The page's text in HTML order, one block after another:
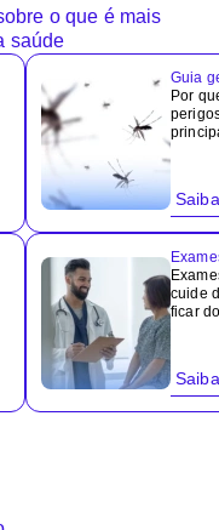
o que é mais
saúde
Guia
Por
cuide
ficar